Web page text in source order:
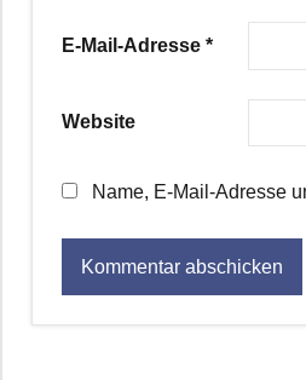
E-Mail-Adresse *
Website
Name, E-Mail-Adresse